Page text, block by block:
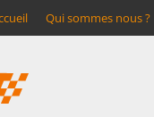
Qui sommes nous ?